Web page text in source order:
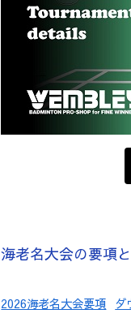
海老名大会の要項
2026海老名大会要項 ダ